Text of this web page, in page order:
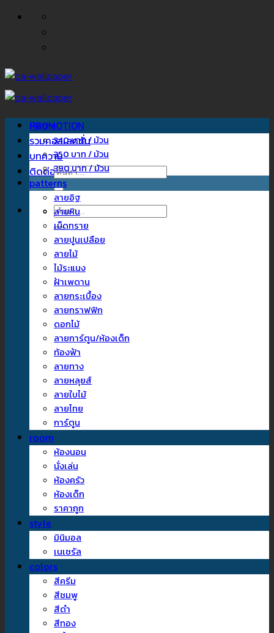
ข้าม
Home
รวมคอลเลคชั่น
บทความ
ติดต่อเรา
ค้นหา:
ค้นหา:
PROMOTION
340 บาท / ม้วน
350 บาท / ม้วน
390 บาท / ม้วน
patterns
ลายอิฐ
ลายหิน
เม็ดทราย
ลายปูนเปลือย
ลายไม้
ไม้ระแนง
ฝ้าเพดาน
ลายกระเบื้อง
ลายกราฟฟิก
ดอกไม้
ลายการ์ตูน/ห้องเด็ก
ท้องฟ้า
ลายทาง
ลายหลุยส์
ลายใบไม้
ลายไทย
การ์ตูน
room
ห้องนอน
นั่งเล่น
ห้องครัว
ห้องเด็ก
ราคาถูก
style
มินิมอล
เนเชรัล
colors
สีครีม
สีชมพู
สีดำ
สีทอง